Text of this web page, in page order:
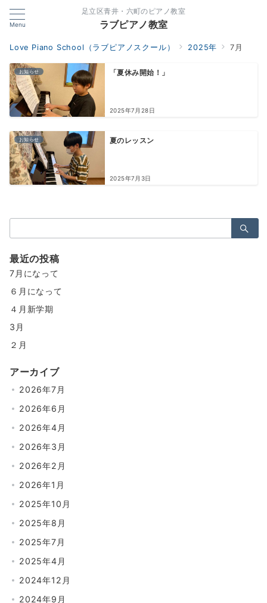
Menu
足立区青井・六町のピアノ教室
ラブピアノ教室
Love Piano School（ラブピアノスクール） 2025年 7月
お知らせ 「夏休み開始！」
2025年7月28日
お知らせ 夏のレッスン
2025年7月3日
索：
最近の投稿
7月になって
６月になって
４月新学期
3月
２月
アーカイブ
2026年7月
2026年6月
2026年4月
2026年3月
2026年2月
2026年1月
2025年10月
2025年8月
2025年7月
2025年4月
2024年12月
2024年9月